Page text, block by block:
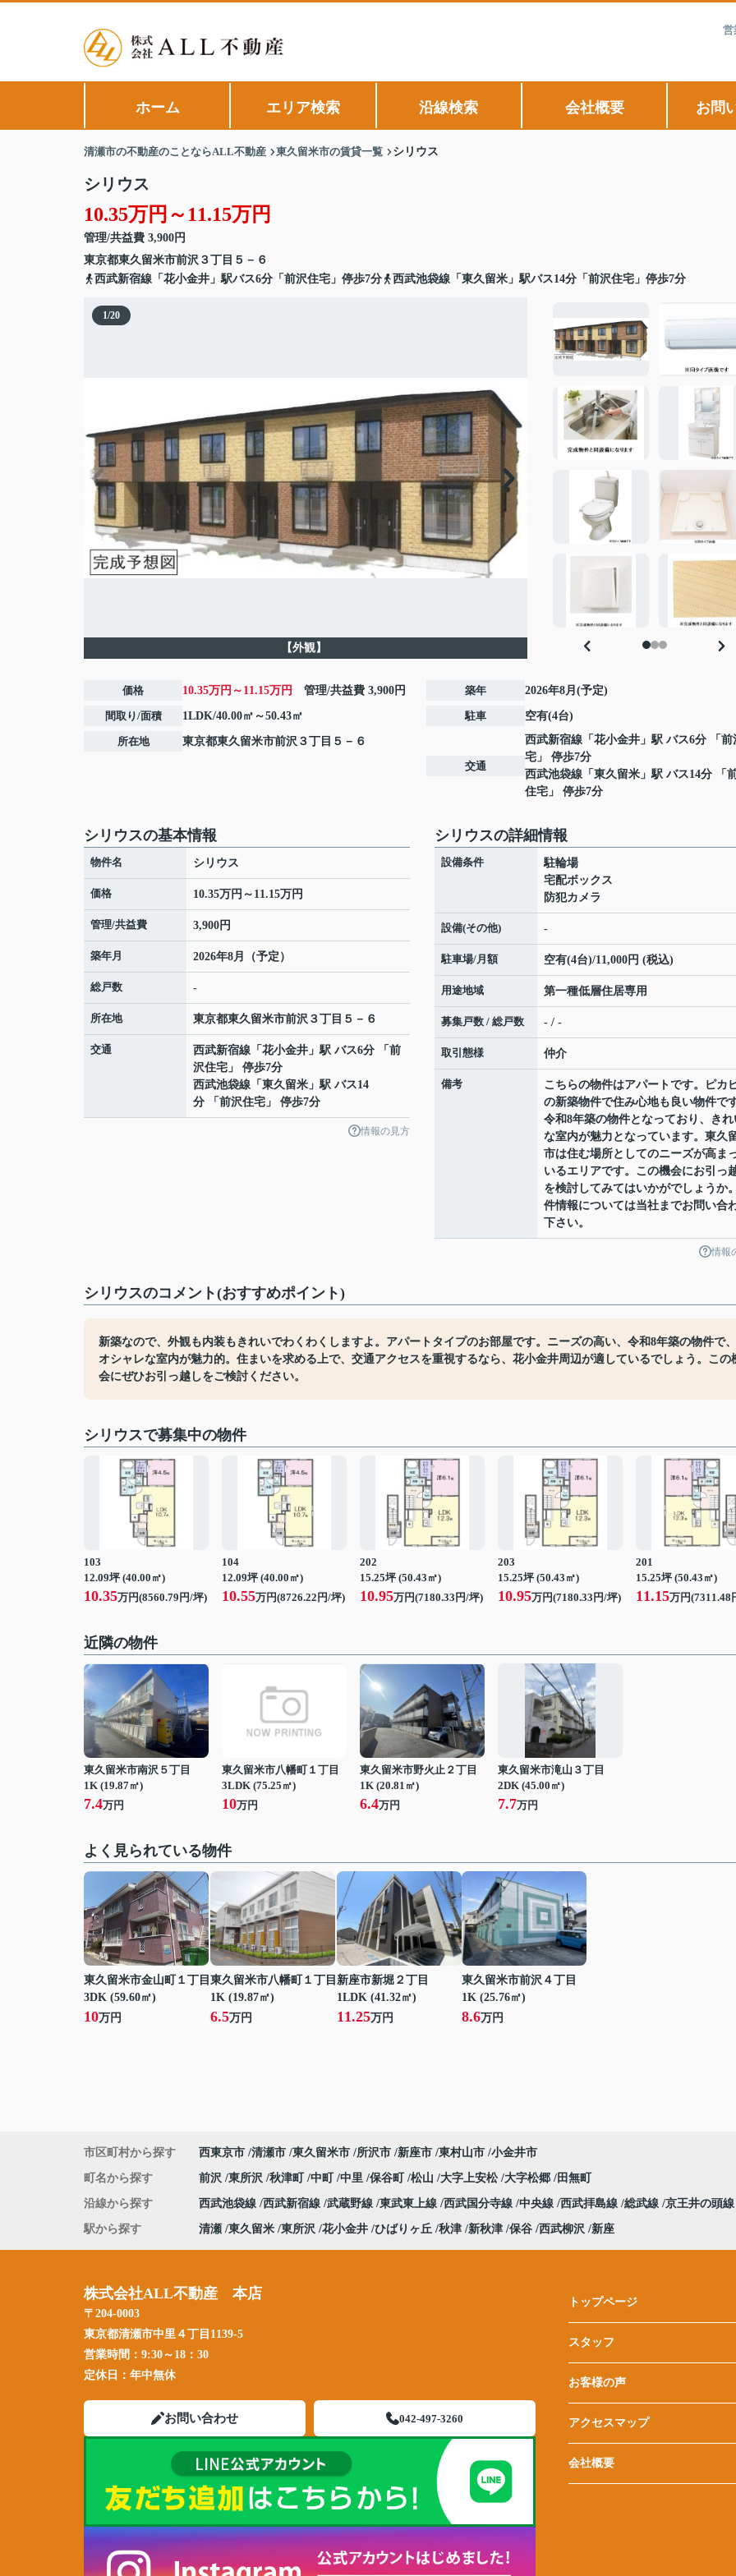
営
ホーム エリア検索 沿線検索 会社概要 お問
清瀬市の不動産のことならALL不動産 東久留米市の賃貸一覧 シリウス
シリウス
10.35万円～11.15万円
管理/共益費 3,900円
東京都東久留米市前沢 ３丁目５－６
西武新宿線「花小金井」駅バス6分「前沢住宅」停歩7分
西武池袋線「東久留米」駅バス14分「前沢住宅」停歩7分
1/20
【外観】
価格 10.35万円～11.15万円 管理/共益費 3,900円
間取り/面積 1LDK/40.00㎡～50.43㎡
所在地 東京都東久留米市前沢 ３丁目５－６
築年 2026年8月(予定)
駐車 空有(4台)
交通
西武新宿線 「 花小金井 」駅 バス6分 「前
宅」 停歩7分
西武池袋線 「 東久留米 」駅 バス14分 「
住宅」 停歩7分
シリウスの基本情報
物件名 シリウス
価格 10.35万円～11.15万円
管理/共益費 3,900円
築年月 2026年8月（予定）
総戸数 -
所在地 東京都東久留米市前沢 ３丁目５－６
交通 西武新宿線 「 花小金井 」駅 バス6分 「前
沢住宅」 停歩7分
西武池袋線 「 東久留米 」駅 バス14
分 「前沢住宅」 停歩7分
情報の見方
シリウスの詳細情報
設備条件
駐輪場
宅配ボックス
防犯カメラ
設備(その他) -
駐車場/月額 空有(4台)/11,000円 (税込)
用途地域 第一種低層住居専用
募集戸数 / 総戸数 - / -
取引態様 仲介
備考
こちらの物件はアパートです。ピカ
の新築物件で住み心地も良い物件で
令和8年築の物件となっており、きれ
な室内が魅力となっています。東久
市は住む場所としてのニーズが高ま
いるエリアです。この機会にお引っ
を検討してみてはいかがでしょうか
件情報については当社までお問い合
下さい。
情報
シリウスのコメント(おすすめポイント)
新築なので、外観も内装もきれいでわくわくしますよ。アパートタイプのお部屋です。ニーズの高い、令和8年築の物件で、
オシャレな室内が魅力的。住まいを求める上で、交通アクセスを重視するなら、花小金井周辺が適しているでしょう。この
会にぜひお引っ越しをご検討ください。
シリウスで募集中の物件
103
12.09坪 (40.00㎡)
10.35万円(8560.79円/坪)
104
12.09坪 (40.00㎡)
10.55万円(8726.22円/坪)
202
15.25坪 (50.43㎡)
10.95万円(7180.33円/坪)
203
15.25坪 (50.43㎡)
10.95万円(7180.33円/坪)
201
15.25坪 (50.43㎡)
11.15万円(7311.48
近隣の物件
東久留米市南沢５丁目
1K (19.87㎡)
7.4万円
東久留米市八幡町１丁目
3LDK (75.25㎡)
10万円
東久留米市野火止２丁目
1K (20.81㎡)
6.4万円
東久留米市滝山３丁目
2DK (45.00㎡)
7.7万円
よく見られている物件
東久留米市金山町１丁目
3DK (59.60㎡)
10万円
東久留米市八幡町１丁目
1K (19.87㎡)
6.5万円
新座市新堀２丁目
1LDK (41.32㎡)
11.25万円
東久留米市前沢４丁目
1K (25.76㎡)
8.6万円
市区町村から探す 西東京市 清瀬市 東久留米市 所沢市 新座市 東村山市 小金井市
町名から探す 前沢 東所沢 秋津町 中町 中里 保谷町 松山 大字上安松 大字松郷 田無町
沿線から探す 西武池袋線 西武新宿線 武蔵野線 東武東上線 西武国分寺線 中央線 西武拝島線 総武線 京王井の頭線
駅から探す 清瀬 東久留米 東所沢 花小金井 ひばりヶ丘 秋津 新秋津 保谷 西武柳沢 新座
株式会社ALL不動産 本店
〒204-0003
東京都清瀬市中里４丁目1139-5
営業時間： 9:30～18：30
定休日： 年中無休
お問い合わせ 042-497-3260
トップページ
スタッフ
お客様の声
アクセスマップ
会社概要